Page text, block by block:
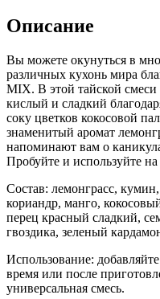
Описание
Вы можете окунуться в
различных кухонь мира
MIX. В этой тайской
кислый и сладкий
соку цветков кокосовой
знаменитый аромат
напоминают вам о
Пробуйте и используйте на
Состав: лемонграсс,
кориандр, манго,
перец красный сладкий,
гвоздика, зеленый
Использование:
время или после
универсальная смесь.